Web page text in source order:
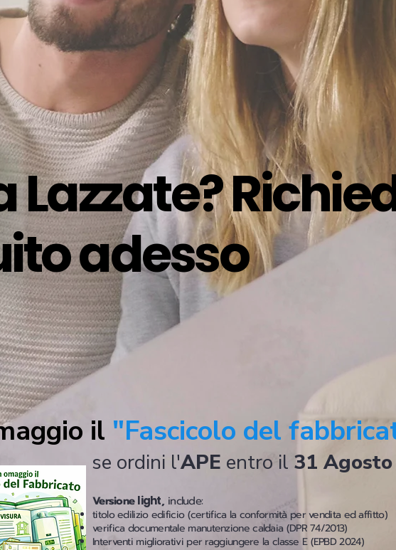
Lazzate?
adesso
il "Fascicolo del
se ordini l'APE entro il 31 Agosto
Versionelight,include:
titolo edilizio edificio (certifica la conformità per vendita ed affitto)
verifica documentale manutenzione caldaia (DPR 74/2013)
Interventi migliorativi per raggiungere la classe E (EPBD 2024)